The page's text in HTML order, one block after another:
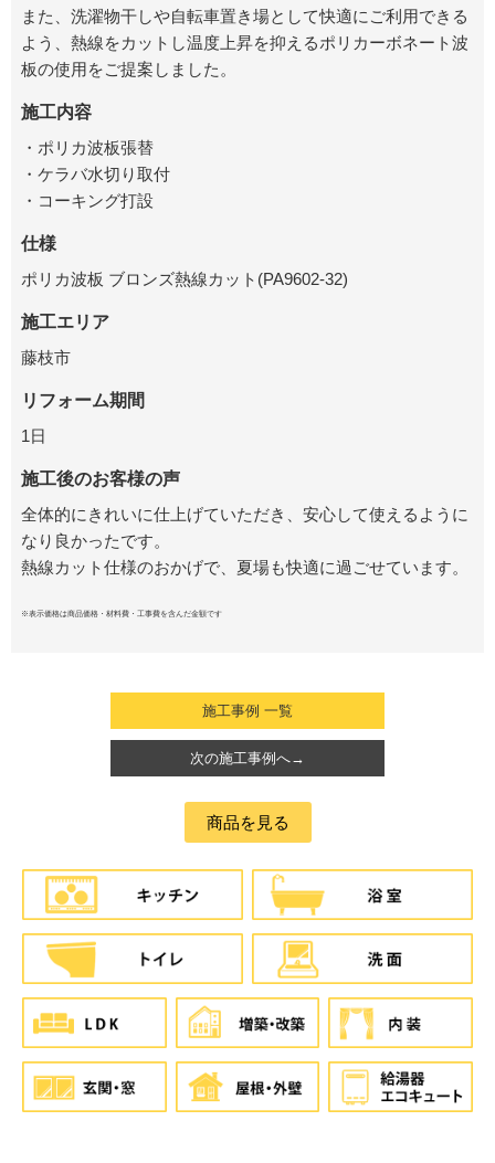
また、洗濯物干しや自転車置き場として快適にご利用できる
よう、熱線をカットし温度上昇を抑えるポリカーボネート波
板の使用をご提案しました。
施工内容
・ポリカ波板張替
・ケラバ水切り取付
・コーキング打設
仕様
ポリカ波板 ブロンズ熱線カット(PA9602-32)
施工エリア
藤枝市
リフォーム期間
1日
施工後のお客様の声
全体的にきれいに仕上げていただき、安心して使えるように
なり良かったです。
熱線カット仕様のおかげで、夏場も快適に過ごせています。
※表示価格は商品価格・材料費・工事費を含んだ金額です
施工事例 一覧
次の施工事例へ→
商品を見る